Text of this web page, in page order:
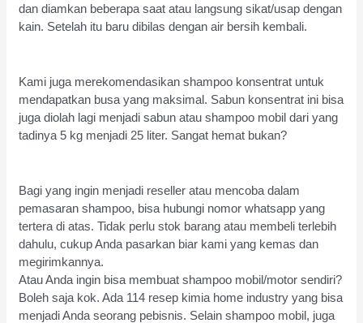
dan diamkan beberapa saat atau langsung sikat/usap dengan
kain. Setelah itu baru dibilas dengan air bersih kembali.
Kami juga merekomendasikan shampoo konsentrat untuk
mendapatkan busa yang maksimal. Sabun konsentrat ini bisa
juga diolah lagi menjadi sabun atau shampoo mobil dari yang
tadinya 5 kg menjadi 25 liter. Sangat hemat bukan?
Bagi yang ingin menjadi reseller atau mencoba dalam
pemasaran shampoo, bisa hubungi nomor whatsapp yang
tertera di atas. Tidak perlu stok barang atau membeli terlebih
dahulu, cukup Anda pasarkan biar kami yang kemas dan
megirimkannya.
Atau Anda ingin bisa membuat shampoo mobil/motor sendiri?
Boleh saja kok. Ada 114 resep kimia home industry yang bisa
menjadi Anda seorang pebisnis. Selain shampoo mobil, juga